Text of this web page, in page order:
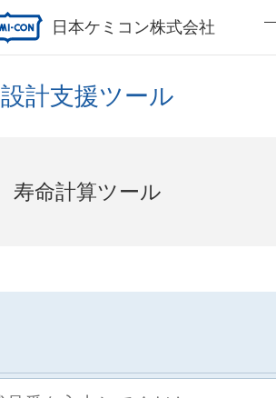
日本ケミコン株式会社
設計支援ツール
寿命計算ツール